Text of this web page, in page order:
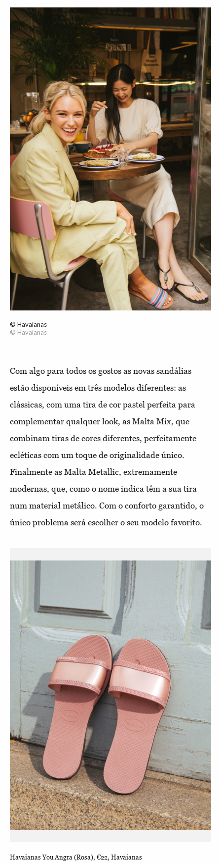
© Havaianas
© Havaianas
Com algo para todos os gostos as novas sandálias
estão disponíveis em três modelos diferentes: as
clássicas, com uma tira de cor pastel perfeita para
complementar qualquer look, as Malta Mix, que
combinam tiras de cores diferentes, perfeitamente
ecléticas com um toque de originalidade único.
Finalmente as Malta Metallic, extremamente
modernas, que, como o nome indica têm a sua tira
num material metálico. Com o conforto garantido, o
único problema será escolher o seu modelo favorito.
Havaianas You Angra (Rosa), €22, Havaianas